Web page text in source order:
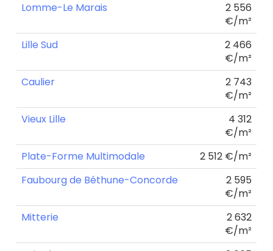
Lomme-Le Marais
2 556
€/m²
Lille Sud
2 466
€/m²
Caulier
2 743
€/m²
Vieux Lille
4 312
€/m²
Plate-Forme Multimodale
2 512 €/m²
Faubourg de Béthune-Concorde
2 595
€/m²
Mitterie
2 632
€/m²